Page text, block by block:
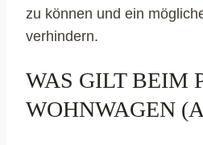
zu können und ein
verhindern.
WAS GILT BEIM
WOHNWAGEN